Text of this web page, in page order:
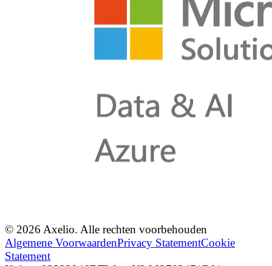
© 2026 Axelio. Alle rechten voorbehouden
Algemene VoorwaardenPrivacy StatementCookie
Statement